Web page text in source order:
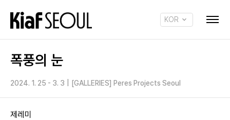
KOR
폭풍의 눈
2024. 1. 25 - 3. 3 [GALLERIES] Peres Projects Seoul
제레미